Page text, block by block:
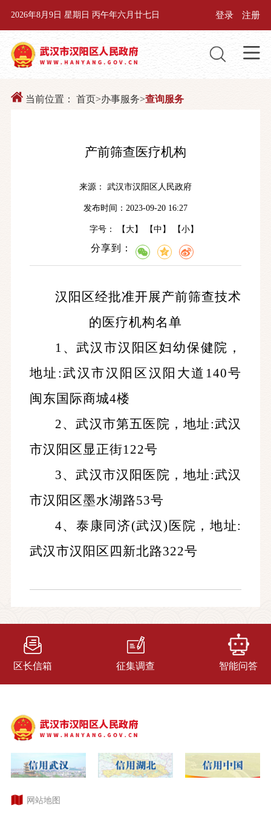
2026年8月9日 星期日 丙午年六月廿七日 登录 注册
当前位置： 首页>办事服务>查询服务
产前筛查医疗机构
来源： 武汉市汉阳区人民政府
发布时间：2023-09-20 16:27
字号： 【 大】 【中 】 【小】
分享到：
汉阳区经批准开展产前筛查技术
的医疗机构名单
1、武汉市汉阳区妇幼保健院，
地址:武汉市汉阳区汉阳大道140号
闽东国际商城4楼
2、武汉市第五医院，地址:武汉
市汉阳区显正街122号
3、武汉市汉阳医院，地址:武汉
市汉阳区墨水湖路53号
4、泰康同济(武汉)医院，地址:
武汉市汉阳区四新北路322号
区长信箱 征集调查 智能问答
网站地图